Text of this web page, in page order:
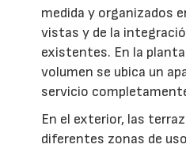
medida y organizados
vistas y de la
existentes. En la
volumen se ubica un
servicio
En el exterior, las
diferentes zonas de